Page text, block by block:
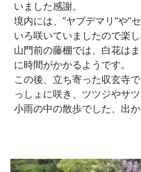
いました感謝。
境内には、”ヤブデマリ”や”
いろ咲いていましたので楽し
山門前の藤棚では、白花は
に時間がかかるようです。
この後、立ち寄った収玄寺
っしょに咲き、ツツジやサ
小雨の中の散歩でした、出